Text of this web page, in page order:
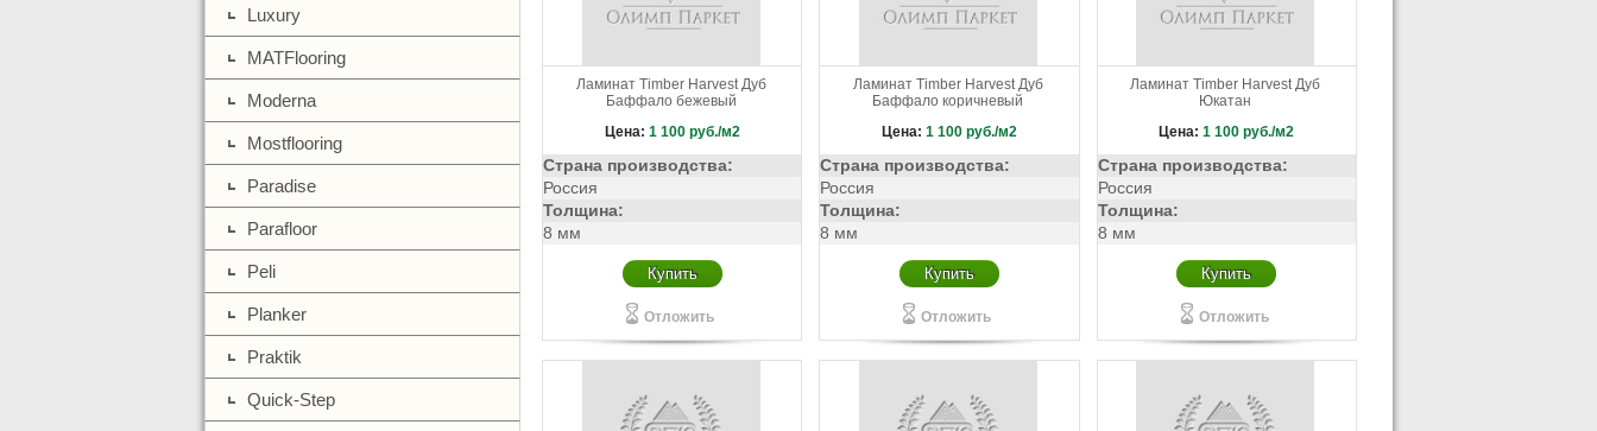
Luxury
MATFlooring
Moderna
Mostflooring
Paradise
Parafloor
Peli
Planker
Praktik
Quick-Step
Ламинат Timber Harvest Дуб
Баффало бежевый
Цена: 1 100 руб./м2
Страна производства:
Россия
Толщина:
8 мм
Купить
Отложить
Ламинат Timber Harvest Дуб
Баффало коричневый
Цена: 1 100 руб./м2
Страна производства:
Россия
Толщина:
8 мм
Купить
Отложить
Ламинат Timber Harvest Дуб
Юкатан
Цена: 1 100руб./м2
Страна производства:
Россия
Толщина:
8 мм
Купить
Отложить